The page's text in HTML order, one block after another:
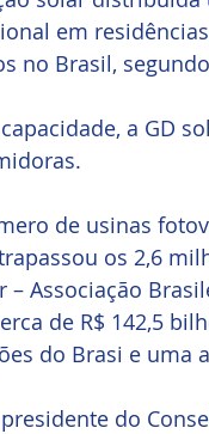
em
no Brasil,
a GD
de usinas
os 2,6
– Associação
de R$ 142,5
do Brasi e uma
do